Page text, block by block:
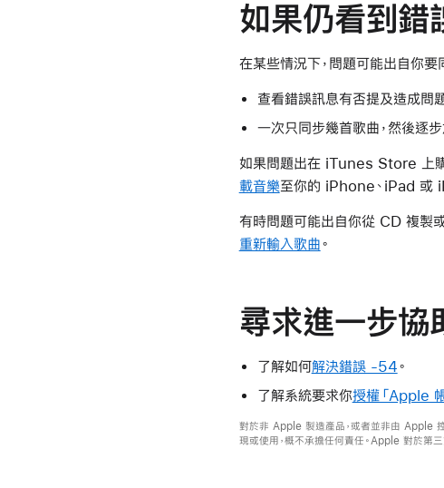
如果仍看到錯
在某些情況下，問題可能出自你要
查看錯誤訊息有否提及造成問
一次只同步幾首歌曲，然後逐
如果問題出在 iTunes Store 上
載音樂至你的 iPhone、iPad 或
有時問題可能出自你從 CD 複製
重新輸入歌曲。
尋求進一步協
了解如何解決錯誤 -54。
了解系統要求你授權「Apple
對於非 Apple 製造產品，或者並非由 Apple
現或使用，概不承擔任何責任。Apple 對於第